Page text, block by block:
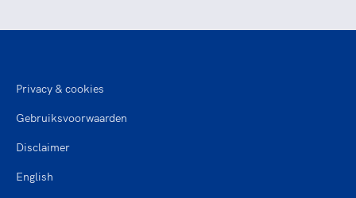
Privacy & cookies
Gebruiksvoorwaarden
Disclaimer
English